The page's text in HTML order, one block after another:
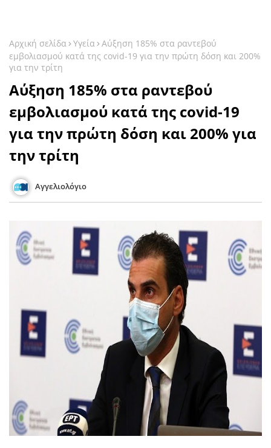
Αρχική σελίδα Υγεία Αύξηση 185% στα ραντεβού
εμβολιασμού κατά της covid-19 για την πρώτη δόση και 200%
για την τρίτη
Αύξηση 185% στα ραντεβού
εμβολιασμού κατά της covid-19
για την πρώτη δόση και 200% για
την τρίτη
Αγγελιολόγιο